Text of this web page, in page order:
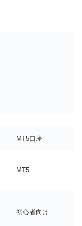
MT5口座
MT5
初心者向け